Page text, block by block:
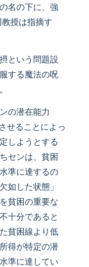
名の下に、強
授は指摘す
という問題設
する魔法の呪
の潜在能力
せることによっ
しようとする
センは、貧困
準に達するの
如した状態」
貧困の重要な
十分であると
貧困線より低
得が特定の潜
準に達してい